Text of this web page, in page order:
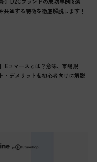
共通する特徴を徹底解説します！
】Eコマースとは？意味、市場規
・デメリットを初心者向けに解説